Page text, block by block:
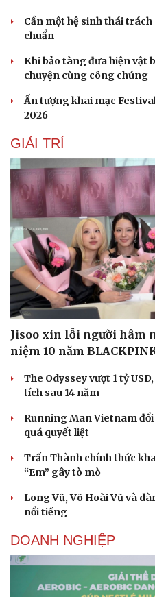
Du lịch
Tư vấn
Săn Tour
check-in
Cần một hệ sinh thái
chuẩn
Khi bảo tàng đưa hiện vật
chuyện cùng công chúng
Ấn tượng khai mạc
2026
GIẢI TRÍ
Jisoo xin lỗi người hâm
niệm 10 năm
The Odyssey vượt 1 tỷ
tích sau 14 năm
Running Man Vietnam
quá quyết liệt
Trấn Thành chính thức
“Em” gây tò mò
Long Vũ, Võ Hoài Vũ và
nổi tiếng
DOANH NGHIỆP